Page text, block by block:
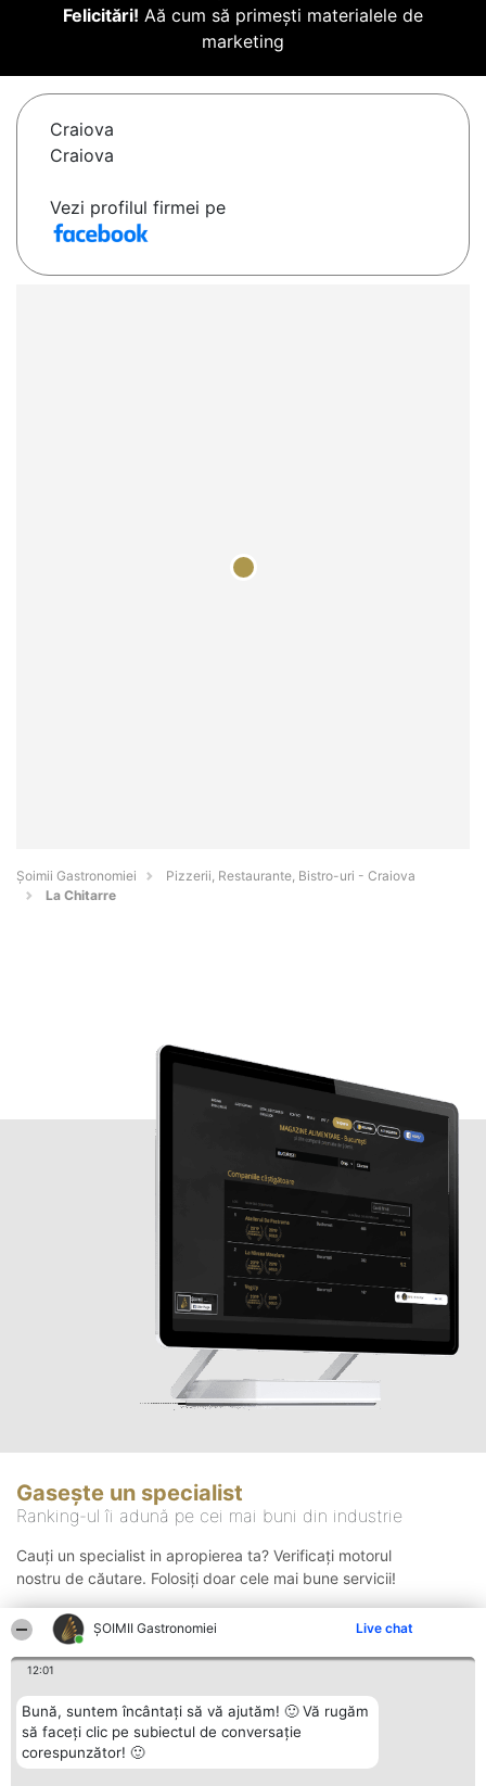
ȘOIMII Gastronomiei Live chat
12:01
Bună, suntem încântați să vă ajutăm! 🙂 Vă rugăm
să faceți clic pe subiectul de conversație
corespunzător! 🙂
Felicitări! Aă cum să primești materialele de
marketing
Craiova
Craiova
Vezi profilul firmei pe
Șoimii Gastronomiei
Pizzerii, Restaurante, Bistro-uri - Craiova
La Chitarre
Gasește un specialist
Ranking-ul îi adună pe cei mai buni din industrie
Cauți un specialist in apropierea ta? Verificați motorul
nostru de căutare. Folosiți doar cele mai bune servicii!